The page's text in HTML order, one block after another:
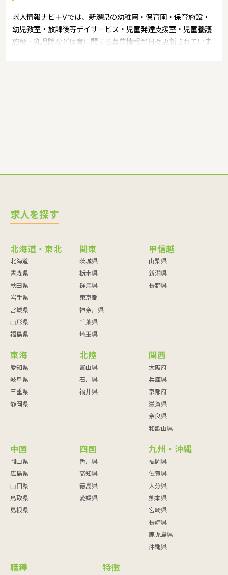
求人情報ナビ＋Vでは、新潟県の幼稚園・保育園・保育施設・
幼児教室・放課後等デイサービス・児童発達支援室・児童養護
施設・乳児院など保育に関する募集情報が日々更新されていま
求人を探す
北海道・東北
北海道
青森県
秋田県
岩手県
宮城県
山形県
福島県
関東
茨城県
栃木県
群馬県
東京都
神奈川県
千葉県
埼玉県
甲信越
山梨県
新潟県
長野県
東海
愛知県
岐阜県
三重県
静岡県
北陸
富山県
石川県
福井県
関西
大阪府
兵庫県
京都府
滋賀県
奈良県
和歌山県
中国
岡山県
広島県
山口県
鳥取県
島根県
四国
香川県
高知県
徳島県
愛媛県
九州・沖縄
福岡県
佐賀県
大分県
熊本県
宮崎県
長崎県
鹿児島県
沖縄県
職種 特徴